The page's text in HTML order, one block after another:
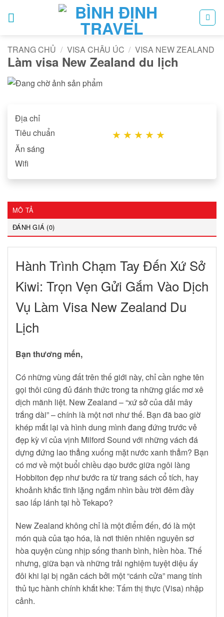
qua
TRANG CHỦ / VISA CHÂU ÚC / VISA NEW ZEALAND
Làm visa New Zealand du lịch
Địa chỉ
Tiêu chuẩn
★ ★ ★ ★ ★
Ăn sáng
Wifi
MÔ TẢ
ĐÁNH GIÁ (0)
Hành Trình Chạm Tay Đến Xứ Sở
Kiwi: Trọn Vẹn Gửi Gắm Vào Dịch
Vụ Làm Visa New Zealand Du
Lịch
Bạn thương mến,
Có những vùng đất trên thế giới này, chỉ cần nghe tên
gọi thôi cũng đủ đánh thức trong ta những giấc mơ xê
dịch mãnh liệt. New Zealand – “xứ sở của dải mây
trắng dài” – chính là một nơi như thế. Bạn đã bao giờ
khép mắt lại và hình dung mình đang đứng trước vẻ
đẹp kỳ vĩ của vịnh Milford Sound với những vách đá
dựng đứng lao thẳng xuống mặt nước xanh thẳm? Bạn
có mơ về một buổi chiều dạo bước giữa ngôi làng
Hobbiton đẹp như bước ra từ trang sách cổ tích, hay
khoảnh khắc tĩnh lặng ngắm nhìn bầu trời đêm đầy
sao lấp lánh tại hồ Tekapo?
New Zealand không chỉ là một điểm đến, đó là một
món quà của tạo hóa, là nơi thiên nhiên nguyên sơ
hòa quyện cùng nhịp sống thanh bình, hiền hòa. Thế
nhưng, giữa bạn và những trải nghiệm tuyệt diệu ấy
đôi khi lại bị ngăn cách bởi một “cánh cửa” mang tính
thủ tục hành chính khắt khe: Tấm thị thực (Visa) nhập
cảnh.